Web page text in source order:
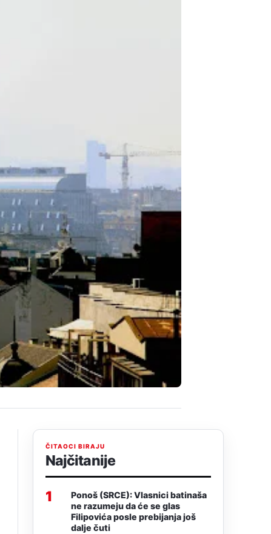
ČITAOCI BIRAJU
Najčitanije
1
Ponoš (SRCE): Vlasnici batinaša
ne razumeju da će se glas
Filipovića posle prebijanja još
dalje čuti